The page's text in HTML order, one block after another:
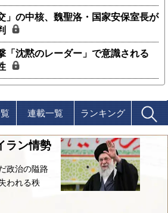
」の中核、魏聖洛・国家安保室長が
「沈黙のレーダー」で意識される
連載一覧 ランキング
ラン情勢
政治の隘路
われる秩